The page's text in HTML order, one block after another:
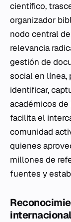
científico,
organizador
nodo central
relevancia
gestión de
social en línea,
identificar,
académicos de
facilita el
comunidad
quienes
millones de
fuentes y